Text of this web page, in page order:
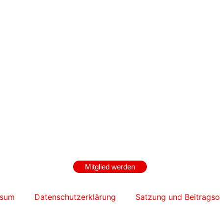
Mitglied werden
Datenschutzerklärung Satzung und